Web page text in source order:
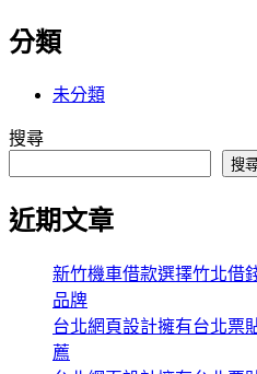
分類
未分類
搜尋
搜
近期文章
新竹機車借款選擇竹北借
品牌
台北網頁設計擁有台北票
薦